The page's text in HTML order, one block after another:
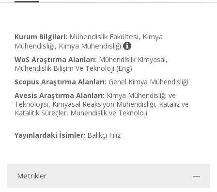
Kurum Bilgileri: Mühendislik Fakültesi, Kimya
Mühendisliği, Kimya Mühendisliği
WoS Araştırma Alanları: Mühendislik Kimyasal,
Mühendislik Bilişim Ve Teknoloji (Eng)
Scopus Araştırma Alanları: Genel Kimya Mühendisliği
Avesis Araştırma Alanları: Kimya Mühendisliği ve
Teknolojisi, Kimyasal Reaksiyon Mühendisliği, Kataliz ve
Katalitik Süreçler, Mühendislik ve Teknoloji
Yayınlardaki İsimler: Balikçi Filiz
Metrikler